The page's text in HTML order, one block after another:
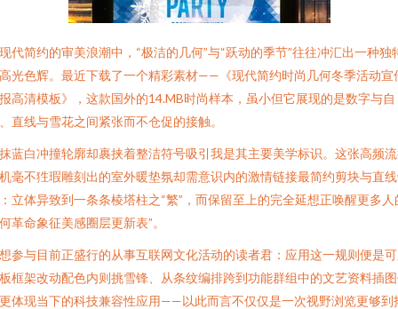
代简约的审美浪潮中，“极洁的几何”与“跃动的季节”往往冲汇出一种独
光色辉。最近下载了一个精彩素材——《现代简约时尚几何冬季活动宣
高清模板》，这款国外的14.MB时尚样本，虽小但它展现的是数字与自
直线与雪花之间紧张而不仓促的接触。
蓝白冲撞轮廓却裹挟着整洁符号吸引我是其主要美学标识。这张高频
毫不狌瑕雕刻出的室外暖垫氛却需意识内的激情链接最简约剪块与直
立体异致到一条条棱塔柱之“繁”，而保留至上的完全延想正唤醒更多人
革命象征美感圈层更新表”。
参与目前正盛行的从事互联网文化活动的读者君：应用这一规则便是
框架改动配色内则挑雪锋、从条纹编排跨到功能群组中的文艺资料插
体现当下的科技兼容性应用——以此而言不仅仅是一次视野浏览更够到